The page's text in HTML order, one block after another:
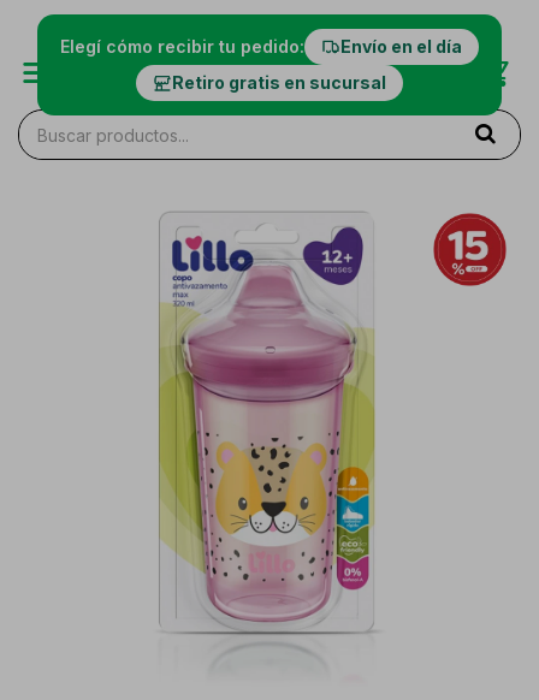
Elegí cómo recibir tu pedido:
Envío en el día
Retiro gratis en sucursal